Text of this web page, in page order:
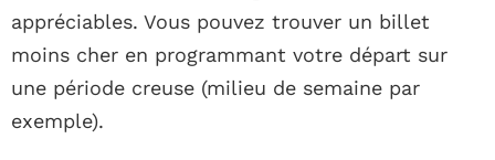
appréciables. Vous pouvez trouver un billet
moins cher en programmant votre départ sur
une période creuse (milieu de semaine par
exemple).